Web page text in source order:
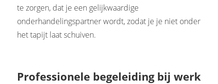
te zorgen, dat je een gelijkwaardige
onderhandelingspartner wordt, zodat je je niet onder
het tapijt laat schuiven.
Professionele begeleiding bij werk